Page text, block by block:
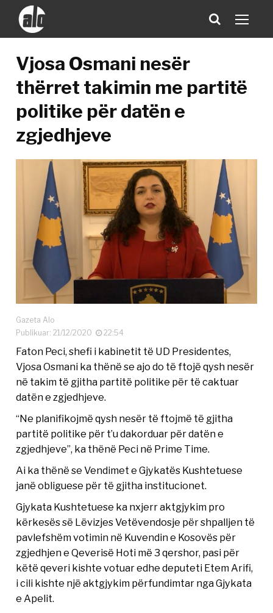
Vjosa Osmani nesër
thërret takimin me partitë
politike për datën e
zgjedhjeve
Gazeta Alo
Publikuar: 21/12/2020
22:54
Faton Peci, shefi i kabinetit të UD Presidentes,
Vjosa Osmani ka thënë se ajo do të ftojë qysh nesër
në takim të gjitha partitë politike për të caktuar
datën e zgjedhjeve.
“Ne planifikojmë qysh nesër të ftojmë të gjitha
partitë politike për t’u dakorduar për datën e
zgjedhjeve”, ka thënë Peci në Prime Time.
Ai ka thënë se Vendimet e Gjykatës Kushtetuese
janë obliguese për të gjitha institucionet.
Gjykata Kushtetuese ka nxjerr aktgjykim pro
kërkesës së Lëvizjes Vetëvendosje për shpalljen të
pavlefshëm votimin në Kuvendin e Kosovës për
zgjedhjen e Qeverisë Hoti më 3 qershor, pasi për
këtë qeveri kishte votuar edhe deputeti Etem Arifi,
i cili kishte një aktgjykim përfundimtar nga Gjykata
e Apelit.